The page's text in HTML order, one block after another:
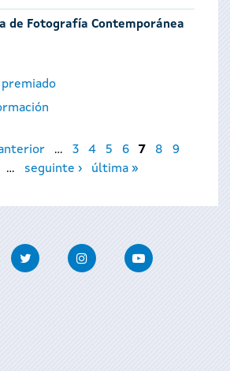
de Fotografía Contemporánea
… 3 4 5 6 7 8
9
… seguinte › última »
Twitter InstagramYoutube